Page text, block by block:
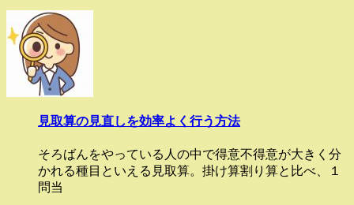
見取算の見直しを効率よく行う方法
そろばんをやっている人の中で得意不得意が大きく分
かれる種目といえる見取算。掛け算割り算と比べ、１
問当